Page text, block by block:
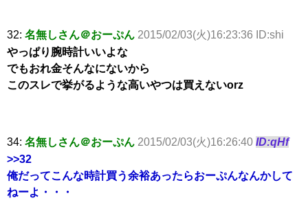
32: 名無しさん＠おーぷん 2015/02/03(火)16:23:36 ID:shi
やっぱり腕時計いいよな
でもおれ金そんなにないから
このスレで挙がるような高いやつは買えないorz
34: 名無しさん＠おーぷん 2015/02/03(火)16:26:40 ID:qHf
>>32
俺だってこんな時計買う余裕あったらおーぷんなんかして
ねーよ・・・